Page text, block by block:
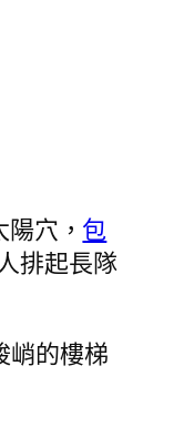
穴， 包
排起長隊
峭的樓梯